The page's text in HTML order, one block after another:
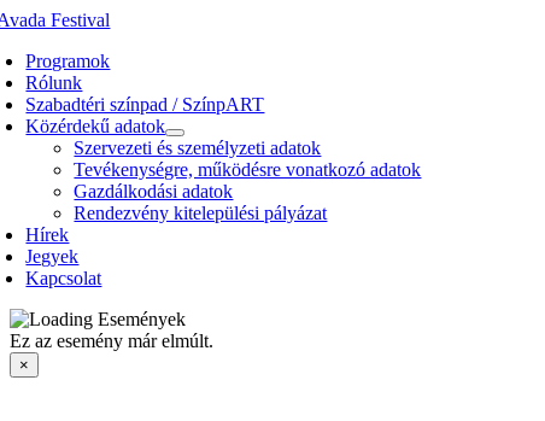
Kihagyás
Programok
Rólunk
Szabadtéri színpad / SzínpART
Közérdekű adatok
Szervezeti és személyzeti adatok
Tevékenységre, működésre vonatkozó adatok
Gazdálkodási adatok
Rendezvény kitelepülési pályázat
Hírek
Jegyek
Kapcsolat
Ez az esemény már elmúlt.
×